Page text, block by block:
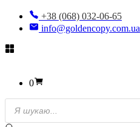
+38 (068) 032-06-65
info@goldencopy.com.ua
0
Пошук
товарів